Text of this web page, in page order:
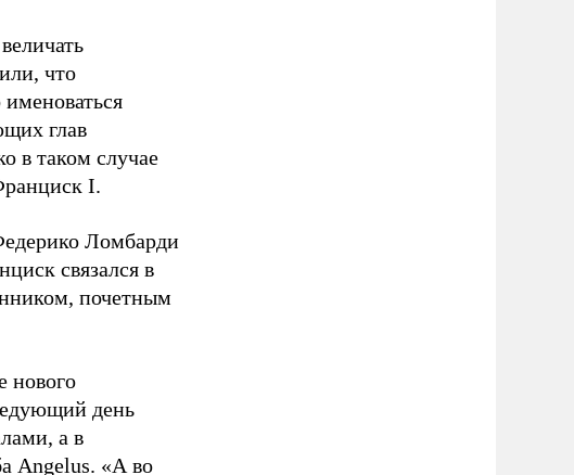
что
глав
в таком случае
I.
Ломбарди
связался в
почетным
нового
день
а в
Angelus. «А во